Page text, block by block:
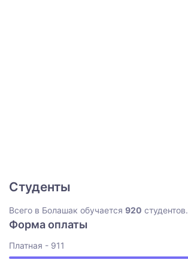
Студенты
Всего в Болашак обучается 920 студентов.
Форма оплаты
Платная - 911